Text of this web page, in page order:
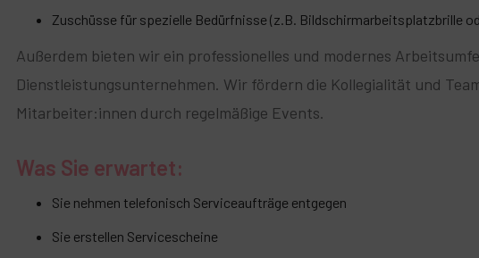
Zuschüsse für spezielle Bedürfnisse (z.B. Bildschirmarbeitsplatzbrille
Außerdem bieten wir ein professionelles und modernes
Dienstleistungsunternehmen. Wir fördern die Kollegialität und
Mitarbeiter:innen durch regelmäßige Events.
Was Sie erwartet:
Sie nehmen telefonisch Serviceaufträge entgegen
Sie erstellen Servicescheine